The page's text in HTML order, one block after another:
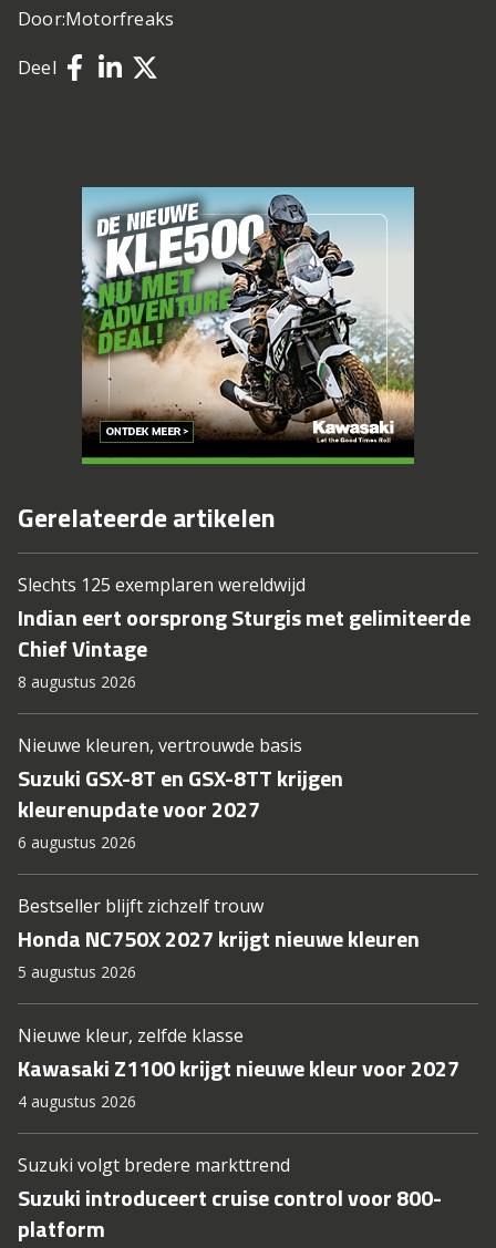
Door:Motorfreaks
Deel
Gerelateerde artikelen
Slechts 125 exemplaren wereldwijd
Indian eert oorsprong Sturgis met gelimiteerde
Chief Vintage
8 augustus 2026
Nieuwe kleuren, vertrouwde basis
Suzuki GSX-8T en GSX-8TT krijgen
kleurenupdate voor 2027
6 augustus 2026
Bestseller blijft zichzelf trouw
Honda NC750X 2027 krijgt nieuwe kleuren
5 augustus 2026
Nieuwe kleur, zelfde klasse
Kawasaki Z1100 krijgt nieuwe kleur voor 2027
4 augustus 2026
Suzuki volgt bredere markttrend
Suzuki introduceert cruise control voor 800-
platform